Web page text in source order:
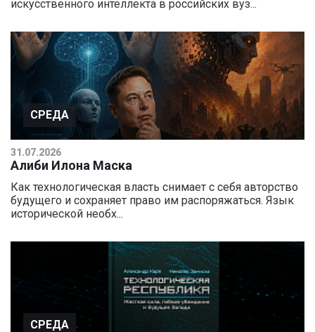
искусственного интеллекта в российских вуз...
СРЕДА
31.07.2026
Алиби Илона Маска
Как технологическая власть снимает с себя авторство
будущего и сохраняет право им распоряжаться. Язык
исторической необх...
СРЕДА